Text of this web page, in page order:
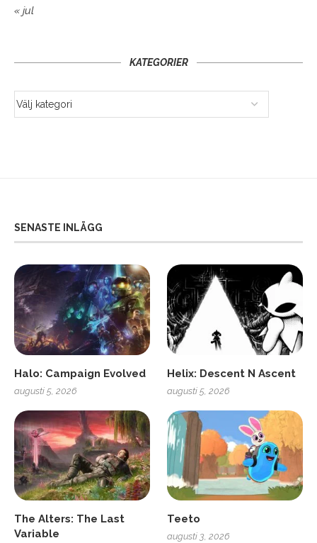
« jul
KATEGORIER
SENASTE INLÄGG
Halo: Campaign Evolved
augusti 5, 2026
Helix: Descent N Ascent
augusti 5, 2026
The Alters: The Last
Variable
Teeto
augusti 3, 2026